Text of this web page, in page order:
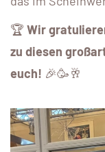
🏆 Wir
zu diesen
euch! 🎉🥳🥂